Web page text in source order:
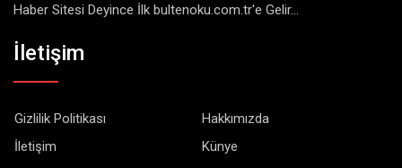
Haber Sitesi Deyince İlk bultenoku.com.tr'e Gelir...
İletişim
Gizlilik Politikası
Hakkımızda
İletişim
Künye